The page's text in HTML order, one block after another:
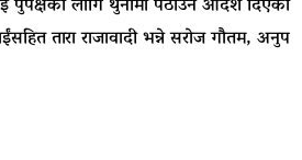
पुर्पक्षका लागि थुनामा पठाउन आदेश दिएको
तारा राजावादी भन्ने सरोज गौतम, अनुप